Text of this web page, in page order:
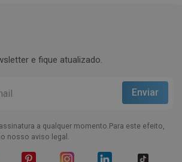
e fique atualizado.
a qualquer momento.Para este efeito,
nosso aviso legal.